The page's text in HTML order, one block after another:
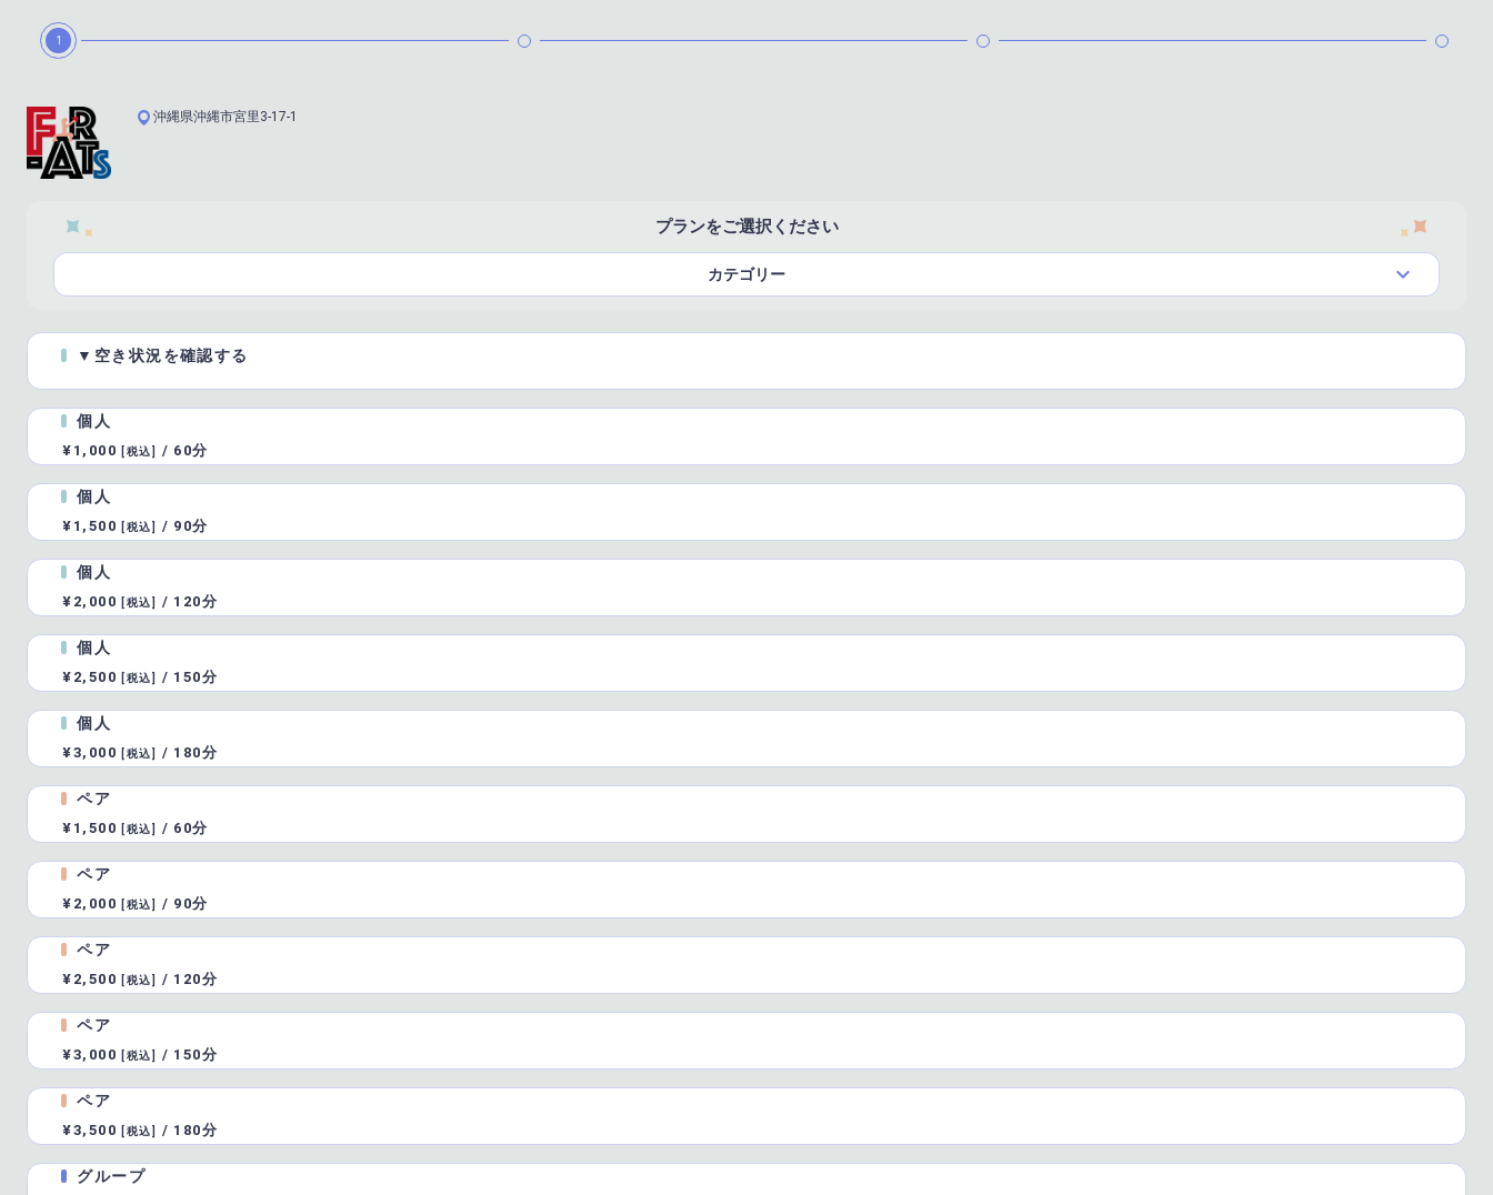
1
沖縄県沖縄市宮里3-17-1
プランをご選択ください
カテゴリー
▼空き状況を確認する
個人
¥1,000 [税込] / 60分
個人
¥1,500 [税込] / 90分
個人
¥2,000 [税込] / 120分
個人
¥2,500 [税込] / 150分
個人
¥3,000 [税込] / 180分
ペア
¥1,500 [税込] / 60分
ペア
¥2,000 [税込] / 90分
ペア
¥2,500 [税込] / 120分
ペア
¥3,000 [税込] / 150分
ペア
¥3,500 [税込] / 180分
グループ